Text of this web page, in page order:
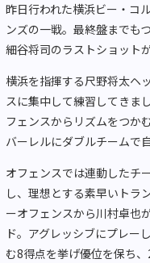
昨日行われた横浜ビー・コ
ンズの一戦。最終盤までも
細谷将司のラストショット
横浜を指揮する尺野将太ヘ
スに集中して練習してきま
フェンスからリズムをつか
バーレルにダブルチームで
オフェンスでは連動したチ
し、理想とする素早いトラ
ーオフェンスから川村卓也
ド。アグレッシブにプレー
む8得点を挙げ優位を保ち